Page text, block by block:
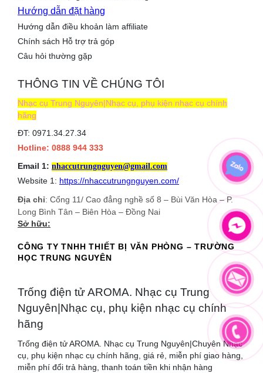
Trống điện tử AROMA. Nhạc cụ Trung
Nguyên|Nhạc cụ, phụ kiện nhạc cụ chính
hãng
Trống điện tử AROMA. Nhạc cụ Trung Nguyên|Chuyên Nhạc
cụ, phụ kiện nhạc cụ chính hãng, giá rẻ, miễn phí giao hàng,
miễn phí đổi trả hàng, thanh toán tiền khi nhận hàng
Hướng dẫn đặt hàng
Hướng dẫn điều khoản làm affiliate
Chính sách Hỗ trợ trả góp
Câu hỏi thường gặp
THÔNG TIN VỀ CHÚNG TÔI
Nhạc cụ Trung Nguyên|Nhạc cụ, phụ kiện nhạc cụ chính
hãng
ĐT: 0971.34.27.34
Hotline: 0888 944 333
Email 1: nhaccutrungnguyen@gmail.com
Website 1: https://nhaccutrungnguyen.com/
Địa chỉ: Cổng 11/ Cao đẳng nghề số 8 – Bùi Văn Hòa – P.
Long Bình Tân – Biên Hòa – Đồng Nai
Sở hữu:
CÔNG TY TNHH THIẾT BỊ VĂN PHÒNG – TRƯỜNG
HỌC TRUNG NGUYÊN